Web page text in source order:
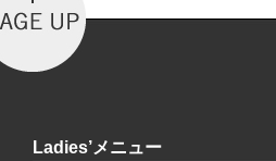
Ladies’メニュー